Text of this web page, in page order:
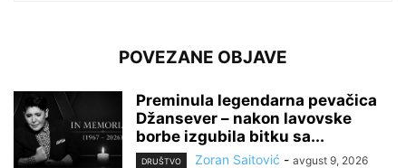
POVEZANE OBJAVE
Preminula legendarna pevačica
Džansever – nakon lavovske
borbe izgubila bitku sa...
DRUŠTVO Zoran Saitović - avgust 9, 2026